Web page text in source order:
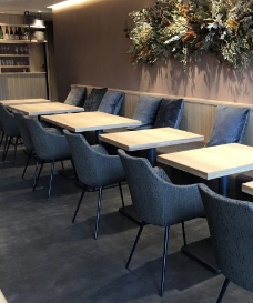
2026年5月号「“大好
2026年4月号「未来を
2026年3月号「ス
2026年2月号「良運
2026年1月号「猫
2025年12月号「